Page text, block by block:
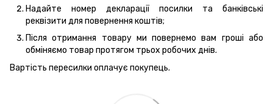
Надайте номер декларації посилки та банківські
реквізити для повернення коштів;
Після отримання товару ми повернемо вам гроші або
обміняємо товар протягом трьох робочих днів.
Вартість пересилки оплачує покупець.